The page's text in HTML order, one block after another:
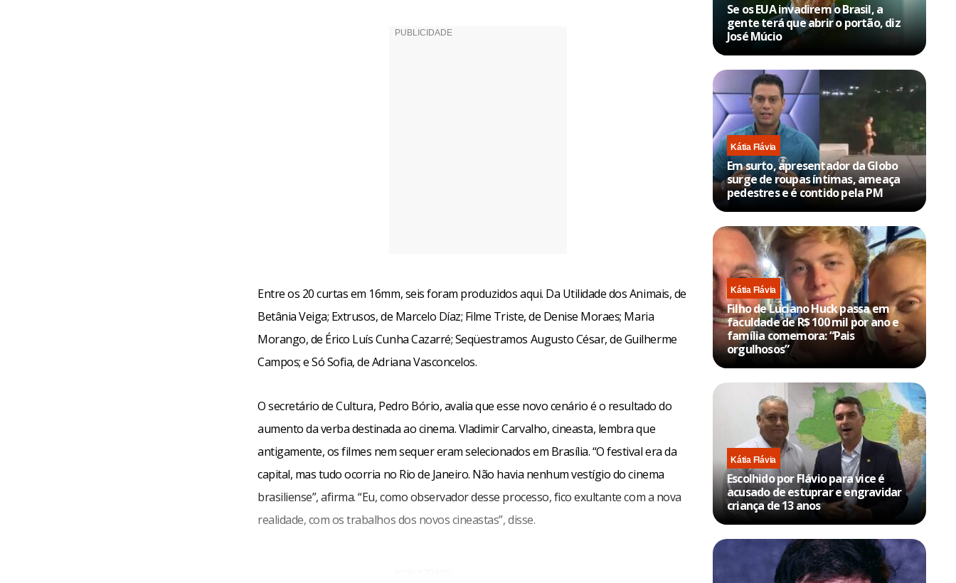
Entre os 20 curtas em 16mm, seis foram produzidos aqui. Da Utilidade dos Animais, de
Betânia Veiga; Extrusos, de Marcelo Díaz; Filme Triste, de Denise Moraes; Maria
Morango, de Érico Luís Cunha Cazarré; Seqüestramos Augusto César, de Guilherme
Campos; e Só Sofia, de Adriana Vasconcelos.
O secretário de Cultura, Pedro Bório, avalia que esse novo cenário é o resultado do
aumento da verba destinada ao cinema. Vladimir Carvalho, cineasta, lembra que
antigamente, os filmes nem sequer eram selecionados em Brasília. “O festival era da
capital, mas tudo ocorria no Rio de Janeiro. Não havia nenhum vestígio do cinema
brasiliense”, afirma. “Eu, como observador desse processo, fico exultante com a nova
realidade, com os trabalhos dos novos cineastas”, disse.
Se os EUA invadirem o Brasil, a
gente terá que abrir o portão, diz
José Múcio
Kátia Flávia
Em surto, apresentador da Globo
surge de roupas íntimas, ameaça
pedestres e é contido pela PM
Kátia Flávia
Filho de Luciano Huck passa em
faculdade de R$ 100 mil por ano e
família comemora: “Pais
orgulhosos”
Kátia Flávia
Escolhido por Flávio para vice é
acusado de estuprar e engravidar
criança de 13 anos